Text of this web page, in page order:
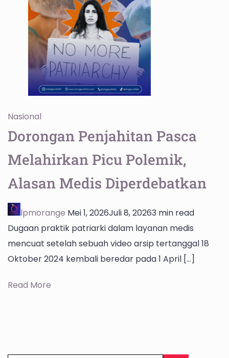
Nasional
Dorongan Penjahitan Pasca
Melahirkan Picu Polemik,
Alasan Medis Diperdebatkan
lpmorange Mei 1, 2026Juli 8, 20263 min read
Dugaan praktik patriarki dalam layanan medis
mencuat setelah sebuah video arsip tertanggal 18
Oktober 2024 kembali beredar pada 1 April […]
Read More